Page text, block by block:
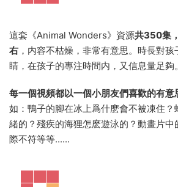
這套《Animal Wonders》資源共350集
右 ，内容不枯燥，非常有意思。時長對
睛，在孩子的專注時間内，又信息量足夠。
每一個視頻都以一個小朋友們喜歡的有意
如：鴨子的腳在冰上爲什麽會不被凍住
緒的？殘疾的海狸怎麽遊泳的？動畫片
際不符等等......